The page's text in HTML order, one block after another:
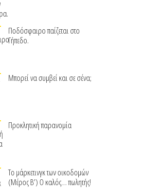
Ποδόσφαιρο παίζεται στο
Γήπεδο.
Μπορεί να συμβεί και σε σένα;
Προκλητική παρανομία
Το μάρκετινγκ των οικοδομών
(Μέρος Β’) Ο καλός… πωλητής!